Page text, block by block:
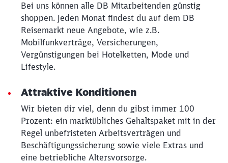
Bei uns können alle DB Mitarbeitenden günstig
shoppen. Jeden Monat findest du auf dem DB
Reisemarkt neue Angebote, wie z.B.
Mobilfunkverträge, Versicherungen,
Vergünstigungen bei Hotelketten, Mode und
Lifestyle.
Attraktive Konditionen
Wir bieten dir viel, denn du gibst immer 100
Prozent: ein marktübliches Gehaltspaket mit in der
Regel unbefristeten Arbeitsverträgen und
Beschäftigungssicherung sowie viele Extras und
eine betriebliche Altersvorsorge.